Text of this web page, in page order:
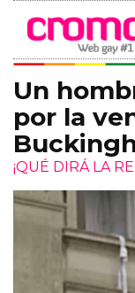
Un
por la
¡QUÉ DIRÁ LA